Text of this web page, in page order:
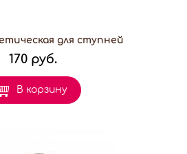
для ступней
170 руб.
В корзину